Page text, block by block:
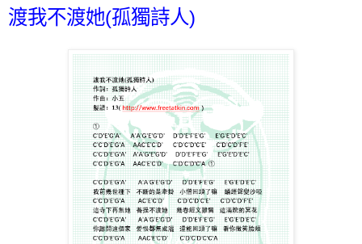
渡我不渡她(孤獨詩人)